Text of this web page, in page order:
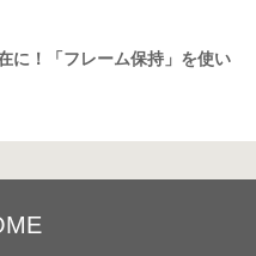
に！「フレーム保持」を使い